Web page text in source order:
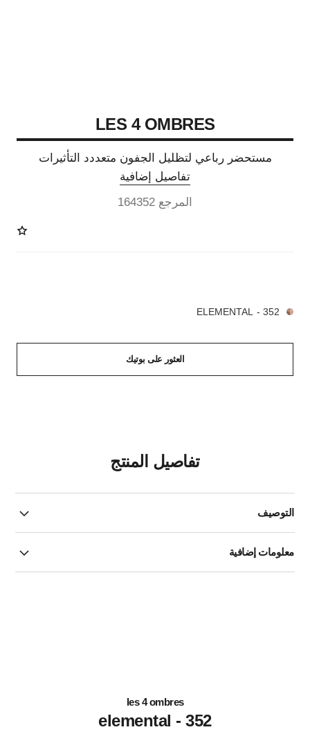
LES 4 OMBRES
مستحضر رباعي لتظليل الجفون متعددد التأثيرات
تفاصيل إضافية
المرجع 164352
352 - ELEMENTAL
العثور على بوتيك
تفاصيل المنتج
التوصيف
معلومات إضافية
les 4 ombres
352 - elemental